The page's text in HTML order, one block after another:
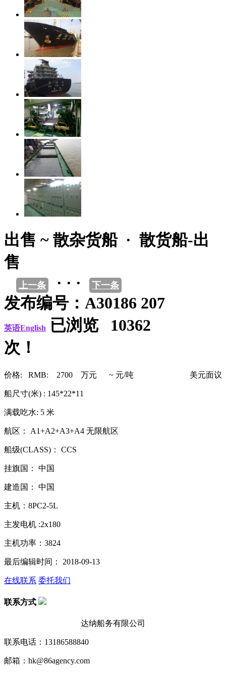
出售 ~ 散杂货船 · 散货船-出
售
上一条 · · · 下一条
发布编号：A30186 207
英语English
已浏览 10362
次！
价格: RMB: 2700 万元 ~ 元/吨 美元面议
船尺寸(米) : 145*22*11
满载吃水: 5 米
航区： A1+A2+A3+A4 无限航区
船级(CLASS)： CCS
挂旗国： 中国
建造国： 中国
主机：8PC2-5L
主发电机 :2x180
主机功率：3824
最后编辑时间： 2018-09-13
在线联系 委托我们
联系方式
达纳船务有限公司
联系电话：13186588840
邮箱：hk@86agency.com